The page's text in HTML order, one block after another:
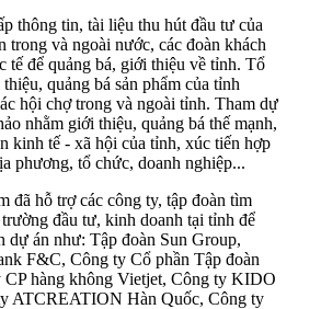
thông tin, tài liệu thu hút đầu tư của
trong và ngoài nước, các đoàn khách
tế để quảng bá, giới thiệu về tỉnh. Tổ
quảng bá sản phẩm của tỉnh
hội chợ trong và ngoài tỉnh. Tham dự
nhằm giới thiệu, quảng bá thế mạnh,
kinh tế - xã hội của tỉnh, xúc tiến hợp
phương, tổ chức, doanh nghiệp...
đã hỗ trợ các công ty, tập đoàn tìm
đầu tư, kinh doanh tại tỉnh để
dự án như: Tập đoàn Sun Group,
F&C, Công ty Cổ phần Tập đoàn
CP hàng không Vietjet, Công ty KIDO
ATCREATION Hàn Quốc, Công ty